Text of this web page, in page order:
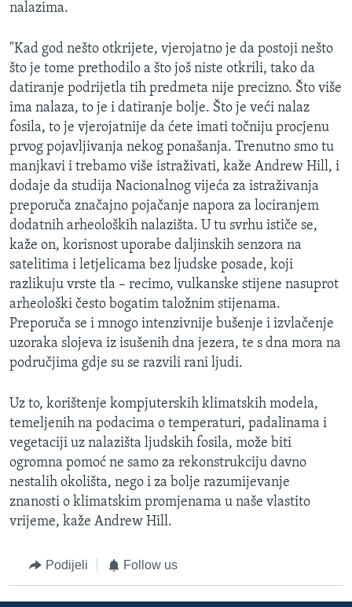
nalazima.
"Kad god nešto otkrijete, vjerojatno je da postoji nešto
što je tome prethodilo a što još niste otkrili, tako da
datiranje podrijetla tih predmeta nije precizno. Što više
ima nalaza, to je i datiranje bolje. Što je veći nalaz
fosila, to je vjerojatnije da ćete imati točniju procjenu
prvog pojavljivanja nekog ponašanja. Trenutno smo tu
manjkavi i trebamo više istraživati, kaže Andrew Hill, i
dodaje da studija Nacionalnog vijeća za istraživanja
preporuča značajno pojačanje napora za lociranjem
dodatnih arheoloških nalazišta. U tu svrhu ističe se,
kaže on, korisnost uporabe daljinskih senzora na
satelitima i letjelicama bez ljudske posade, koji
razlikuju vrste tla – recimo, vulkanske stijene nasuprot
arheološki često bogatim taložnim stijenama.
Preporuča se i mnogo intenzivnije bušenje i izvlačenje
uzoraka slojeva iz isušenih dna jezera, te s dna mora na
područjima gdje su se razvili rani ljudi.
Uz to, korištenje kompjuterskih klimatskih modela,
temeljenih na podacima o temperaturi, padalinama i
vegetaciji uz nalazišta ljudskih fosila, može biti
ogromna pomoć ne samo za rekonstrukciju davno
nestalih okolišta, nego i za bolje razumijevanje
znanosti o klimatskim promjenama u naše vlastito
vrijeme, kaže Andrew Hill.
Podijeli Follow us